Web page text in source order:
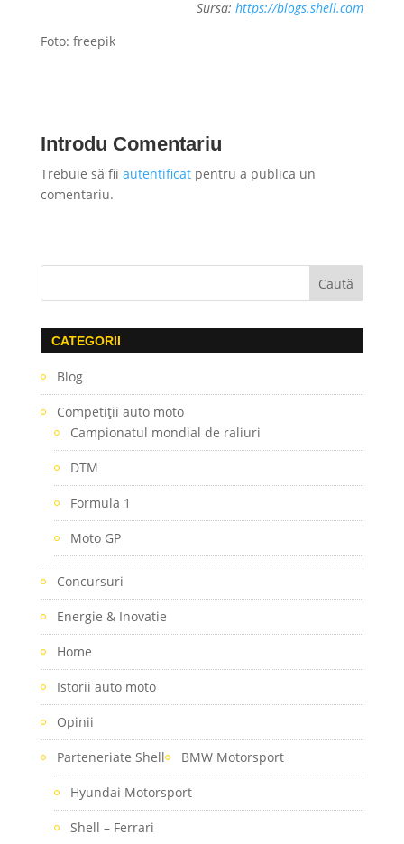
Sursa:https://blogs.shell.com
Foto: freepik
Introdu Comentariu
Trebuie să fii autentificatpentru a publica un
comentariu.
CATEGORII
Blog
Competiţii auto moto
Campionatul mondial de raliuri
DTM
Formula 1
Moto GP
Concursuri
Energie & Inovatie
Home
Istorii auto moto
Opinii
Parteneriate Shell BMW Motorsport
Hyundai Motorsport
Shell – Ferrari